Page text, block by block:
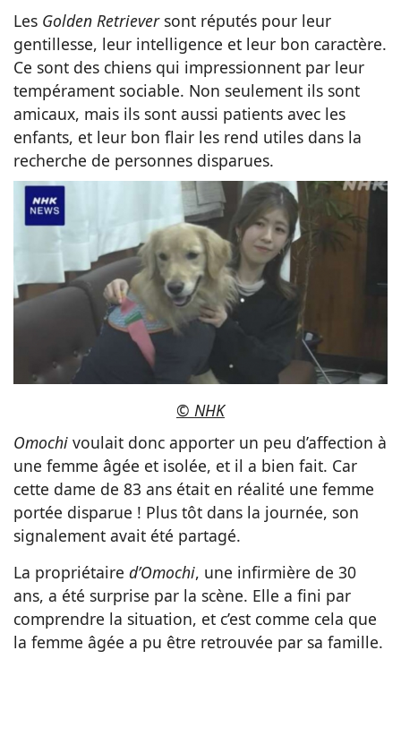
Les Golden Retrieversont réputés pour leur
gentillesse, leur intelligence et leur bon caractère.
Ce sont des chiens qui impressionnent par leur
tempérament sociable. Non seulement ils sont
amicaux, mais ils sont aussi patients avec les
enfants, et leur bon flair les rend utiles dans la
recherche de personnes disparues.
© NHK
Omochi voulait donc apporter un peu d’affection à
une femme âgée et isolée, et il a bien fait. Car
cette dame de 83 ans était en réalité une femme
portée disparue ! Plus tôt dans la journée, son
signalement avait été partagé.
La propriétaire d’Omochi, une infirmière de 30
ans, a été surprise par la scène. Elle a fini par
comprendre la situation, et c’est comme cela que
la femme âgée a pu être retrouvée par sa famille.